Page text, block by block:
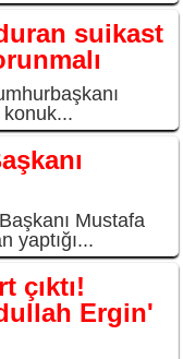
suikast
konuk...
Mustafa
yaptığı...
çıktı!
Ergin'